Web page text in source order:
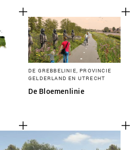
DE GREBBELINIE, PROVINCIE
GELDERLAND EN UTRECHT
De Bloemenlinie